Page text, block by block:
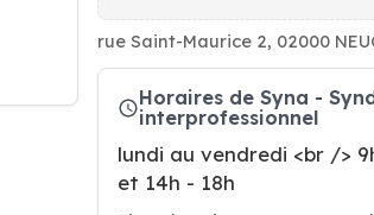
rue Saint-Maurice 2, 02000
Horaires de Syna -
interprofessionnel
lundi au vendredi <br />
et 14h - 18h